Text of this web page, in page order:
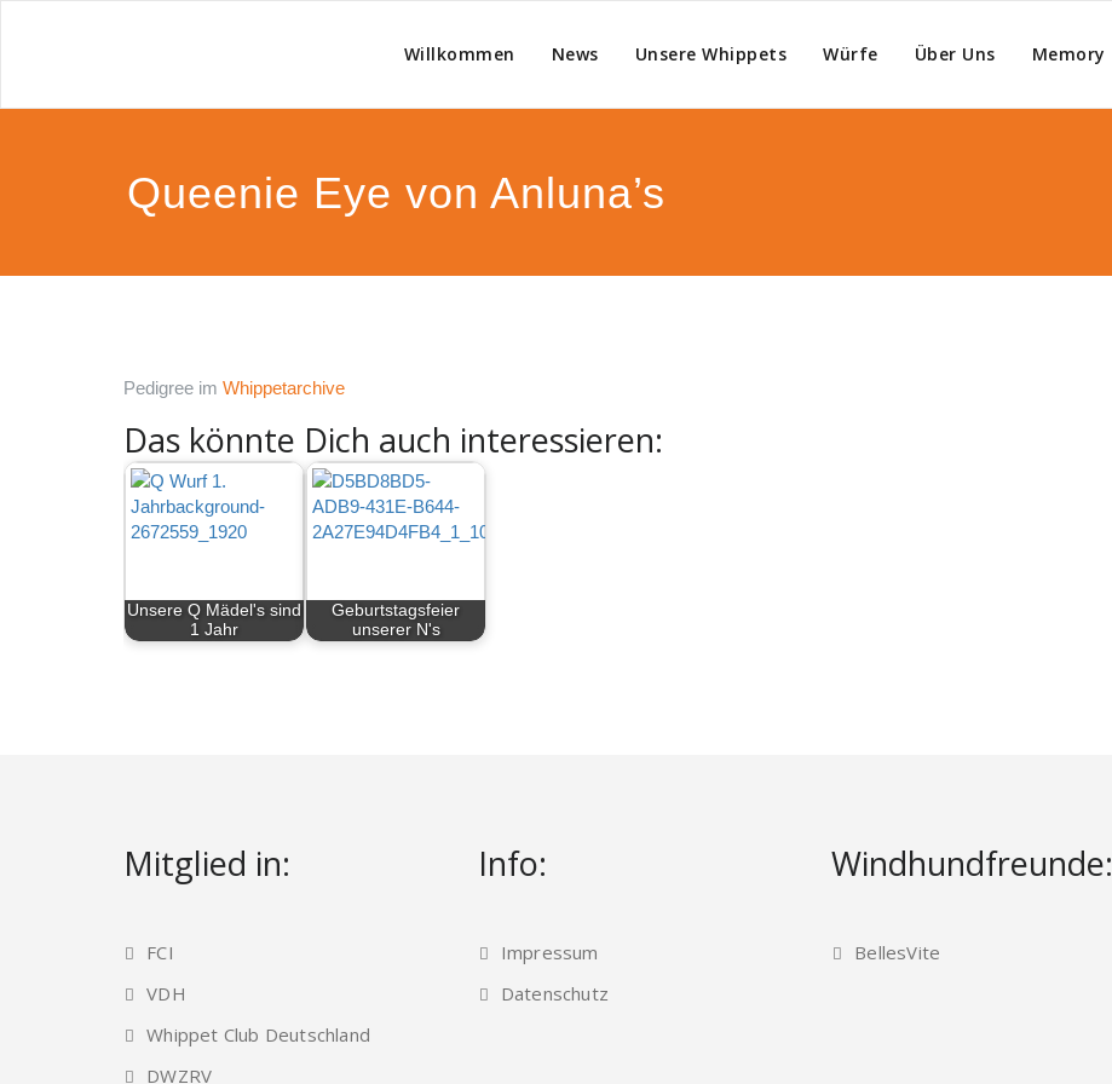
von Anluna's Whippets
Willkommen News Unsere Whippets Würfe Über Uns Memory
Queenie Eye von Anluna’s
Pedigree im Whippetarchive
Das könnte Dich auch interessieren:
Unsere Q Mädel's sind
1 Jahr
Geburtstagsfeier
unserer N's
Mitglied in:
FCI
VDH
Whippet Club Deutschland
DWZRV
Info:
Impressum
Datenschutz
Windhundfreunde:
BellesVite